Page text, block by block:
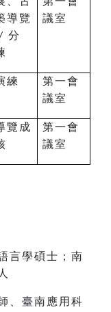
導覽
分
議室
練
第一會
議室
覽成
第一會
議室
言學碩士；南
、臺南應用科